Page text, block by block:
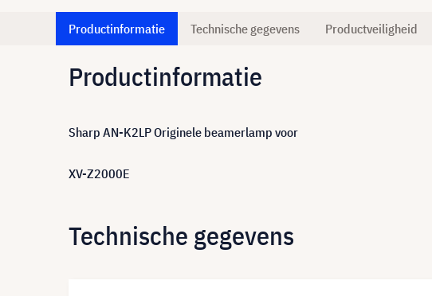
Productinformatie Technische gegevens Productveiligheid
Productinformatie
Sharp AN-K2LP Originele beamerlamp voor
XV-Z2000E
Technische gegevens